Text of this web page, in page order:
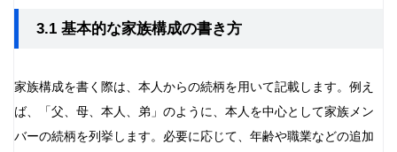
3.1 基本的な家族構成の書き方
家族構成を書く際は、本人からの続柄を用いて記載します。例え
ば、「父、母、本人、弟」のように、本人を中心として家族メン
バーの続柄を列挙します。必要に応じて、年齢や職業などの追加